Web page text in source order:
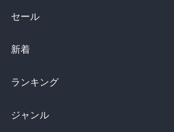
総合
ラノベ
雑誌・グラビア
BL・TL
セール
総合
ラノベ
雑誌・グラビア
新着
総合
ラノベ
ランキング
総合
ジャンル